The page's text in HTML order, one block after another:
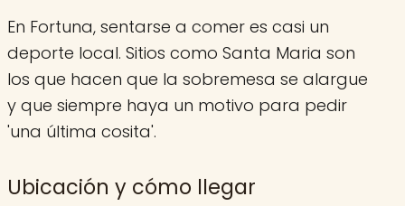
En Fortuna, sentarse a comer es casi un
deporte local. Sitios como Santa Maria son
los que hacen que la sobremesa se alargue
y que siempre haya un motivo para pedir
'una última cosita'.
Ubicación y cómo llegar